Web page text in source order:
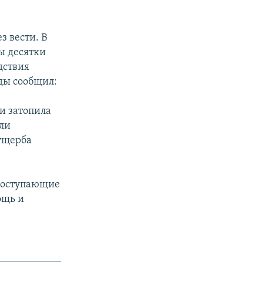
вести. В
десятки
сообщил:
затопила
и